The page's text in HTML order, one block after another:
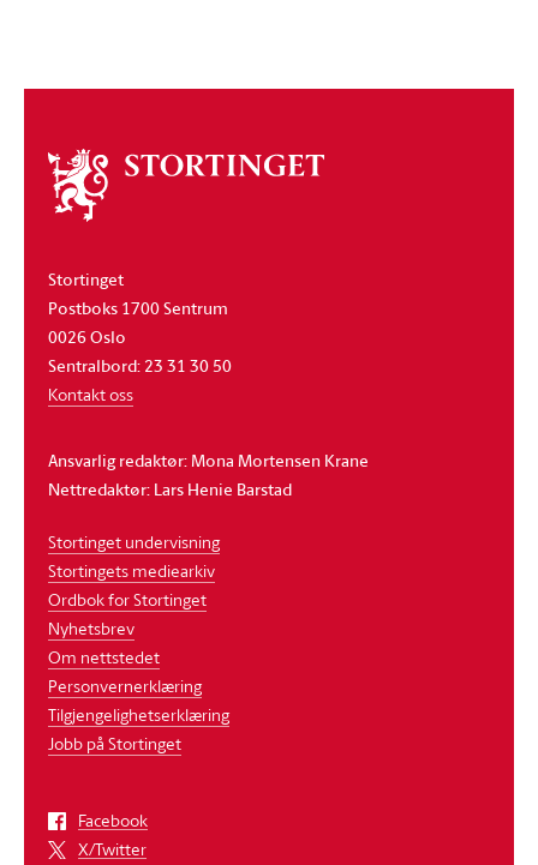
Om
stortinget
Stortinget
Postboks 1700 Sentrum
0026 Oslo
Sentralbord: 23 31 30 50
Kontakt oss
Ansvarlig redaktør: Mona Mortensen Krane
Nettredaktør: Lars Henie Barstad
Stortinget undervisning
Stortingets mediearkiv
Ordbok for Stortinget
Nyhetsbrev
Om nettstedet
Personvernerklæring
Tilgjengelighetserklæring
Jobb på Stortinget
Facebook
X/Twitter